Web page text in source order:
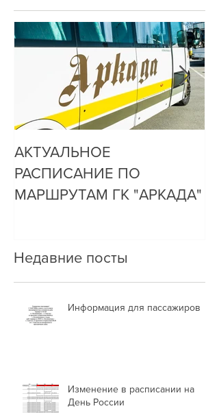
АКТУАЛЬНОЕ
РАСПИСАНИЕ ПО
МАРШРУТАМ ГК "АРКАДА"
Недавние посты
Информация для пассажиров
Изменение в расписании на
День России